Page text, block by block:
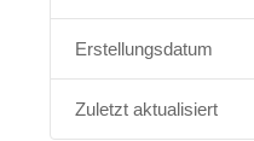
Erstellungsdatum
Zuletzt aktualisiert